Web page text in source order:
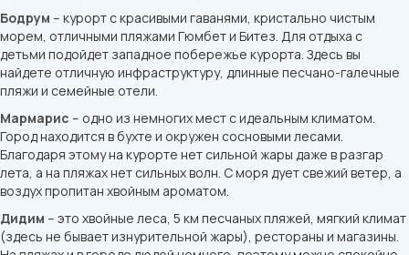
Бодрум – курорт с красивыми гаванями, кристально чистым
морем, отличными пляжами Гюмбет и Битез. Для отдыха с
детьми подойдет западное побережье курорта. Здесь вы
найдете отличную инфраструктуру, длинные песчано-галечные
пляжи и семейные отели.
Мармарис – одно из немногих мест с идеальным климатом.
Город находится в бухте и окружен сосновыми лесами.
Благодаря этому на курорте нет сильной жары даже в разгар
лета, а на пляжах нет сильных волн. С моря дует свежий ветер, а
воздух пропитан хвойным ароматом.
Дидим – это хвойные леса, 5 км песчаных пляжей, мягкий климат
(здесь не бывает изнурительной жары), рестораны и магазины.